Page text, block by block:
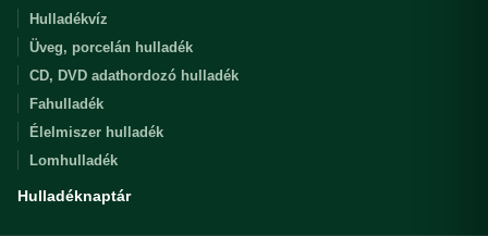
Hulladékvíz
Üveg, porcelán hulladék
CD, DVD adathordozó hulladék
Fahulladék
Élelmiszer hulladék
Lomhulladék
Hulladéknaptár